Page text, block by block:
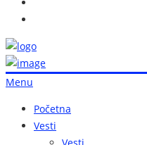
Menu
Početna
Vesti